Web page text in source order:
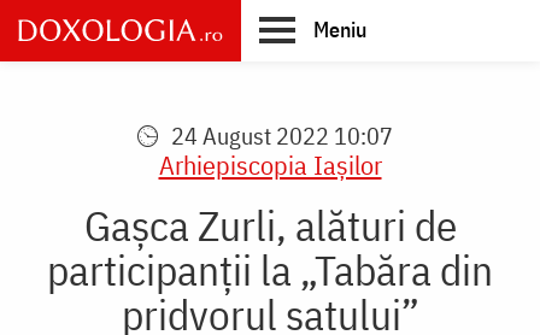
Skip
to
main
Meniu
24 August 2022 10:07
Arhiepiscopia Iaşilor
Gașca Zurli, alături de
participanții la „Tabăra din
pridvorul satului”